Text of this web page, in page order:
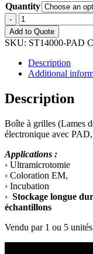
Quantity
Pad
grids
-
47mm
petri
slide
quantity
Add to Quote
SKU: ST14000-PAD
Description
Additional
Description
Boîte à grilles (Lames
électronique avec
Applications :
› Ultramicrotomie
› Coloration EM,
› Incubation
› Stockage longue
échantillons
Vendu par 1 ou 5